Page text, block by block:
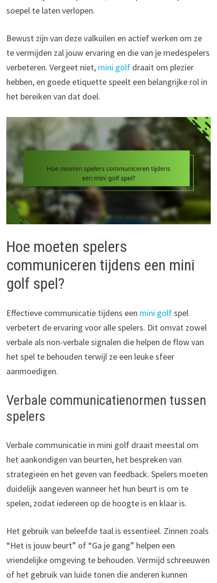
soepel te laten verlopen.
Bewust zijn van deze valkuilen en actief werken om ze
te vermijden zal jouw ervaring en die van je medespelers
verbeteren. Vergeet niet, mini golfdraait om plezier
hebben, en goede etiquette speelt een belangrijke rol in
het bereiken van dat doel.
Hoe moeten spelers
communiceren tijdens een mini
golf spel?
Effectieve communicatie tijdens een mini golfspel
verbetert de ervaring voor alle spelers. Dit omvat zowel
verbale als non-verbale signalen die helpen de flow van
het spel te behouden terwijl ze een leuke sfeer
aanmoedigen.
Verbale communicatienormen tussen
spelers
Verbale communicatie in mini golf draait meestal om
het aankondigen van beurten, het bespreken van
strategieën en het geven van feedback. Spelers moeten
duidelijk aangeven wanneer het hun beurt is om te
spelen, zodat iedereen op de hoogte is en klaar is.
Het gebruik van beleefde taal is essentieel. Zinnen zoals
“Het is jouw beurt” of “Ga je gang” helpen een
vriendelijke omgeving te behouden. Vermijd schreeuwen
of het gebruik van luide tonen die anderen kunnen